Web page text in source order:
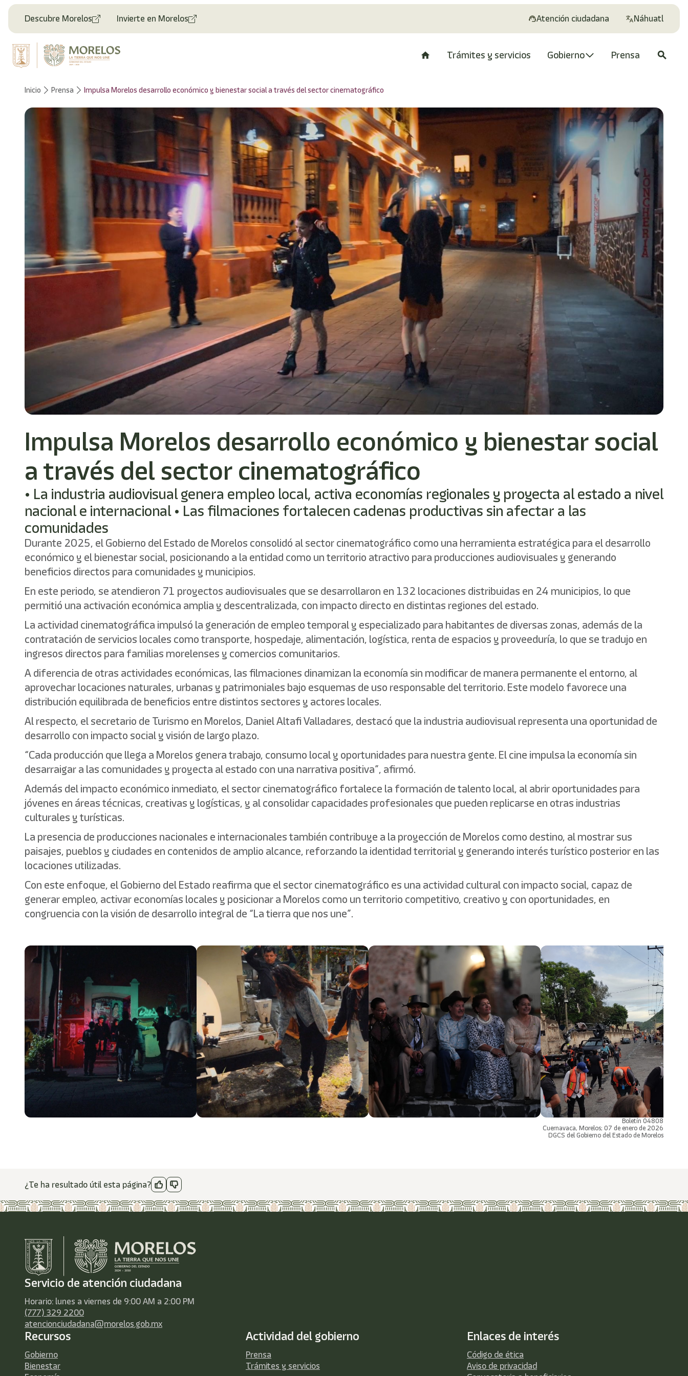
Descubre Morelos Invierte en Morelos Atención ciudadana Náhuatl
Trámites y servicios Gobierno Prensa search
Inicio Prensa Impulsa Morelos desarrollo económico y bienestar social a través del sector cinematográfico
Impulsa Morelos desarrollo económico y bienestar social
a través del sector cinematográfico
• La industria audiovisual genera empleo local, activa economías regionales y proyecta al estado a nivel
nacional e internacional • Las filmaciones fortalecen cadenas productivas sin afectar a las
comunidades
Durante 2025, el Gobierno del Estado de Morelos consolidó al sector cinematográfico como una herramienta estratégica para el desarrollo
económico y el bienestar social, posicionando a la entidad como un territorio atractivo para producciones audiovisuales y generando
beneficios directos para comunidades y municipios.
En este periodo, se atendieron 71 proyectos audiovisuales que se desarrollaron en 132 locaciones distribuidas en 24 municipios, lo que
permitió una activación económica amplia y descentralizada, con impacto directo en distintas regiones del estado.
La actividad cinematográfica impulsó la generación de empleo temporal y especializado para habitantes de diversas zonas, además de la
contratación de servicios locales como transporte, hospedaje, alimentación, logística, renta de espacios y proveeduría, lo que se tradujo en
ingresos directos para familias morelenses y comercios comunitarios.
A diferencia de otras actividades económicas, las filmaciones dinamizan la economía sin modificar de manera permanente el entorno, al
aprovechar locaciones naturales, urbanas y patrimoniales bajo esquemas de uso responsable del territorio. Este modelo favorece una
distribución equilibrada de beneficios entre distintos sectores y actores locales.
Al respecto, el secretario de Turismo en Morelos, Daniel Altafi Valladares, destacó que la industria audiovisual representa una oportunidad de
desarrollo con impacto social y visión de largo plazo.
“Cada producción que llega a Morelos genera trabajo, consumo local y oportunidades para nuestra gente. El cine impulsa la economía sin
desarraigar a las comunidades y proyecta al estado con una narrativa positiva”, afirmó.
Además del impacto económico inmediato, el sector cinematográfico fortalece la formación de talento local, al abrir oportunidades para
jóvenes en áreas técnicas, creativas y logísticas, y al consolidar capacidades profesionales que pueden replicarse en otras industrias
culturales y turísticas.
La presencia de producciones nacionales e internacionales también contribuye a la proyección de Morelos como destino, al mostrar sus
paisajes, pueblos y ciudades en contenidos de amplio alcance, reforzando la identidad territorial y generando interés turístico posterior en las
locaciones utilizadas.
Con este enfoque, el Gobierno del Estado reafirma que el sector cinematográfico es una actividad cultural con impacto social, capaz de
generar empleo, activar economías locales y posicionar a Morelos como un territorio competitivo, creativo y con oportunidades, en
congruencia con la visión de desarrollo integral de “La tierra que nos une”.
Boletín 04808
Cuernavaca, Morelos; 07 de enero de 2026
DGCS del Gobierno del Estado de Morelos
¿Te ha resultado útil esta página?
Servicio de atención ciudadana
Horario: lunes a viernes de 9:00 AM a 2:00 PM
(777) 329 2200
atencionciudadana@morelos.gob.mx
Recursos
Gobierno
Bienestar
Actividad del gobierno
Prensa
Trámites y servicios
Enlaces de interés
Código de ética
Aviso de privacidad